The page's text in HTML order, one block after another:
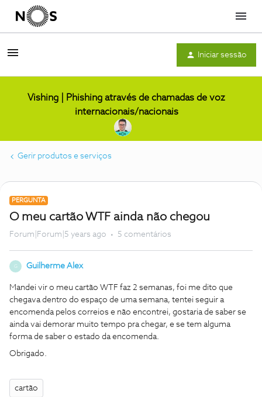
Menu
Iniciar sessão
Vishing | Phishing através de chamadas de voz
internacionais/nacionais
Gerir produtos e serviços
PERGUNTA
O meu cartão WTF ainda não chegou
Forum|Forum|5 years ago 5 comentários
G Guilherme Alex
Mandei vir o meu cartão WTF faz 2 semanas, foi me dito que
chegava dentro do espaço de uma semana, tentei seguir a
encomenda pelos correios e não encontrei, gostaria de saber se
ainda vai demorar muito tempo pra chegar, e se tem alguma
forma de saber o estado da encomenda.
Obrigado.
cartão